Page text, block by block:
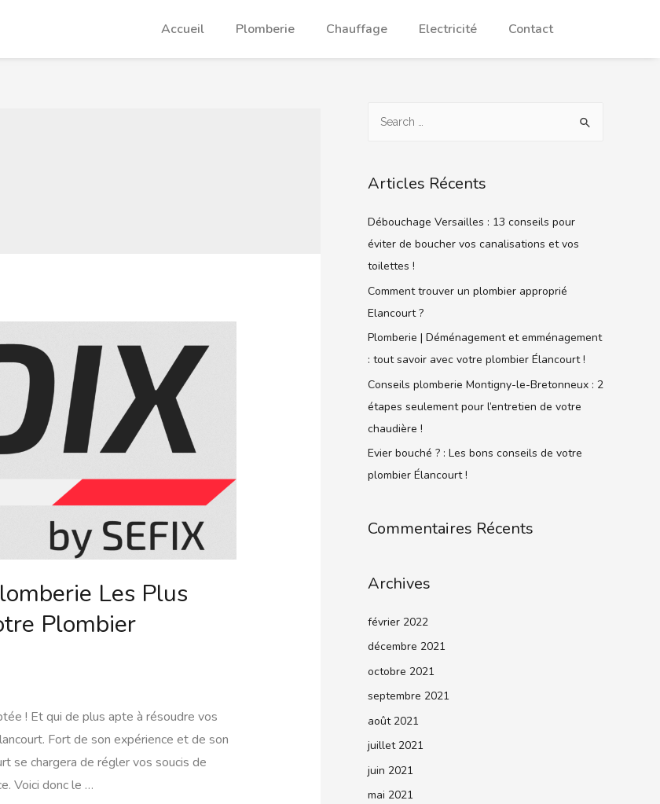
Accueil Plomberie Chauffage Electricité Contact
Les Plus
Plombier
! Et qui de plus apte à résoudre vos
Fort de son expérience et de son
se chargera de régler vos soucis de
Voici donc le …
Articles Récents
Débouchage Versailles : 13 conseils pour
éviter de boucher vos canalisations et vos
toilettes !
Comment trouver un plombier approprié
Elancourt ?
Plomberie | Déménagement et emménagement
: tout savoir avec votre plombier Élancourt !
Conseils plomberie Montigny-le-Bretonneux : 2
étapes seulement pour l’entretien de votre
chaudière !
Evier bouché ? : Les bons conseils de votre
plombier Élancourt !
Commentaires Récents
Archives
février 2022
décembre 2021
octobre 2021
septembre 2021
août 2021
juillet 2021
juin 2021
mai 2021